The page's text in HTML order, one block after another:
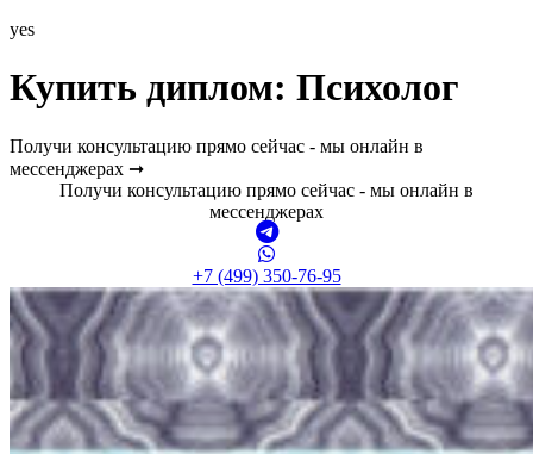
yes
Купить диплом: Психолог
Получи консультацию прямо сейчас - мы онлайн в
мессенджерах ➞
Получи консультацию прямо сейчас - мы онлайн в
мессенджерах
+7 (499) 350-76-95